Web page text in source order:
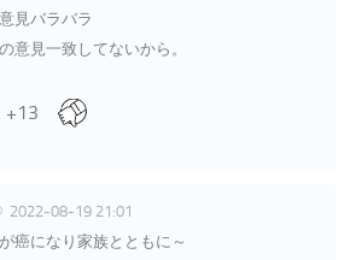
見バラバラ
意見一致してないから。
+13
2022-08-19 21:01
癌になり家族とともに～